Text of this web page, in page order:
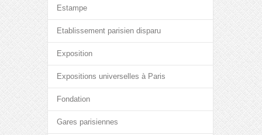
Estampe
Etablissement parisien disparu
Exposition
Expositions universelles à Paris
Fondation
Gares parisiennes